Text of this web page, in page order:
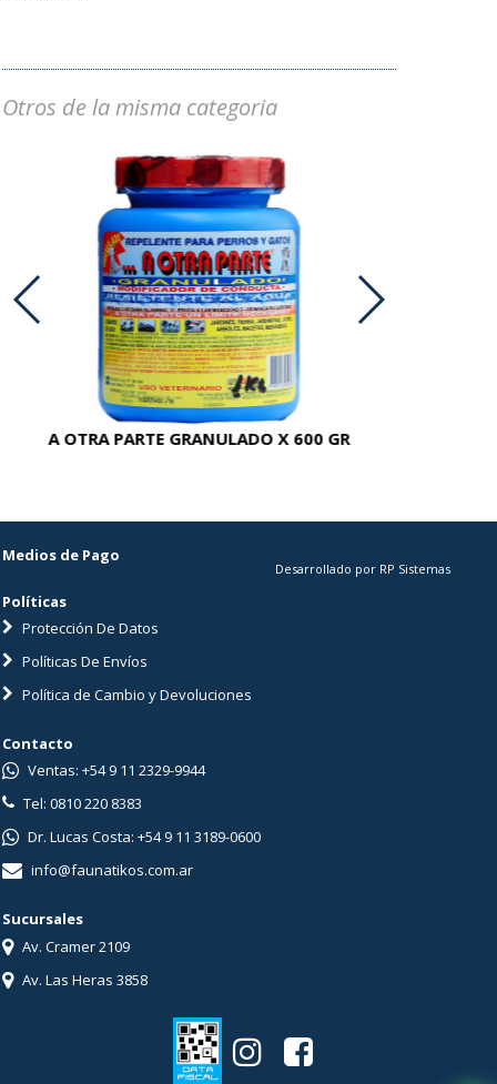
Otros de la misma categoria
A OTRA PARTE GRANULADO X 600 GR
Medios de Pago
Políticas
Protección De Datos
Políticas De Envíos
Política de Cambio y Devoluciones
Desarrollado por RP Sistemas
Contacto
Ventas: +54 9 11 2329-9944
Tel: 0810 220 8383
Dr. Lucas Costa: +54 9 11 3189-0600
info@faunatikos.com.ar
Sucursales
Av. Cramer 2109
Av. Las Heras 3858